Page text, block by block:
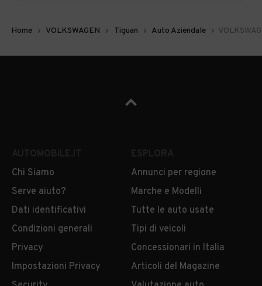
Home VOLKSWAGEN Tiguan Auto Aziendale
Chi Siamo
Serve aiuto?
Dati identificativi
Condizioni generali
Privacy
Impostazioni Privacy
Annunci per regione
Marche e Modelli
Tutte le auto usate
Tipi di veicoli
Concessionari in Italia
Articoli del Magazine